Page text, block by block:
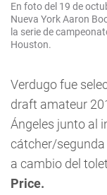
En foto del 19 de
Nueva York Aaron
la serie de
Houston.
Verdugo fue
draft amateur
Ángeles junto al
cátcher/segunda
a cambio del
Price.